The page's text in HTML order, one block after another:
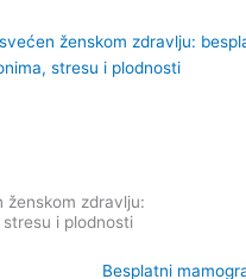
ženskom zdravlju:
i plodnosti